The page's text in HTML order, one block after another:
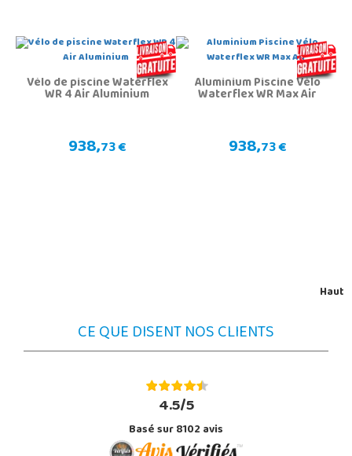
Vélo de piscine Waterflex
WR 4 Air Aluminium
938,73 €
Aluminium Piscine Vélo
Waterflex WR Max Air
938,73 €
Haut
CE QUE DISENT NOS CLIENTS
4.5/5
Basé sur 8102 avis